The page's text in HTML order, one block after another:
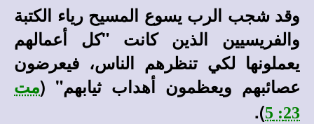
وقد شجب الرب يسوع المسيح رياء الكتبة
والفريسيين الذين كانت "كل أعمالهم
يعملونها لكي تنظرهم الناس، فيعرضون
عصائبهم ويعظمون أهداب ثيابهم" (مت
23: 5
).